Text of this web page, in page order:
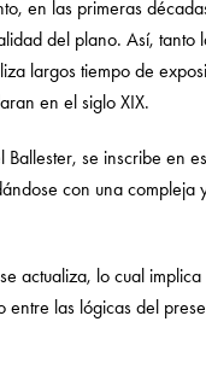
en las primeras
del plano. Así, tanto
largos tiempo de
en el siglo XIX.
se inscribe en
con una compleja
actualiza, lo cual
las lógicas del